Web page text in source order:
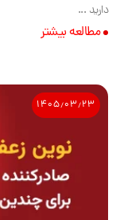
دارید ...
مطالعه بیشتر
۱۴۰۵٫۰۳٫۲۳